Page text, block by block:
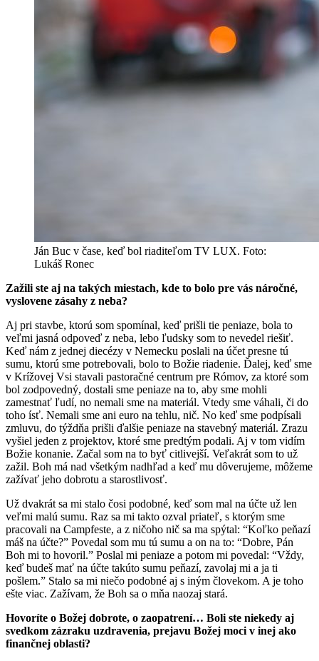
Ján Buc v čase, keď bol riaditeľom TV LUX. Foto:
Lukáš Ronec
Zažili ste aj na takých miestach, kde to bolo pre vás náročné,
vyslovene zásahy z neba?
Aj pri stavbe, ktorú som spomínal, keď prišli tie peniaze, bola to
veľmi jasná odpoveď z neba, lebo ľudsky som to nevedel riešiť.
Keď nám z jednej diecézy v Nemecku poslali na účet presne tú
sumu, ktorú sme potrebovali, bolo to Božie riadenie. Ďalej, keď sme
v Krížovej Vsi stavali pastoračné centrum pre Rómov, za ktoré som
bol zodpovedný, dostali sme peniaze na to, aby sme mohli
zamestnať ľudí, no nemali sme na materiál. Vtedy sme váhali, či do
toho ísť. Nemali sme ani euro na tehlu, nič. No keď sme podpísali
zmluvu, do týždňa prišli ďalšie peniaze na stavebný materiál. Zrazu
vyšiel jeden z projektov, ktoré sme predtým podali. Aj v tom vidím
Božie konanie. Začal som na to byť citlivejší. Veľakrát som to už
zažil. Boh má nad všetkým nadhľad a keď mu dôverujeme, môžeme
zažívať jeho dobrotu a starostlivosť.
Už dvakrát sa mi stalo čosi podobné, keď som mal na účte už len
veľmi malú sumu. Raz sa mi takto ozval priateľ, s ktorým sme
pracovali na Campfeste, a z ničoho nič sa ma spýtal: “Koľko peňazí
máš na účte?” Povedal som mu tú sumu a on na to: “Dobre, Pán
Boh mi to hovoril.” Poslal mi peniaze a potom mi povedal: “Vždy,
keď budeš mať na účte takúto sumu peňazí, zavolaj mi a ja ti
pošlem.” Stalo sa mi niečo podobné aj s iným človekom. A je toho
ešte viac. Zažívam, že Boh sa o mňa naozaj stará.
Hovoríte o Božej dobrote, o zaopatrení… Boli ste niekedy aj
svedkom zázraku uzdravenia, prejavu Božej moci v inej ako
finančnej oblasti?